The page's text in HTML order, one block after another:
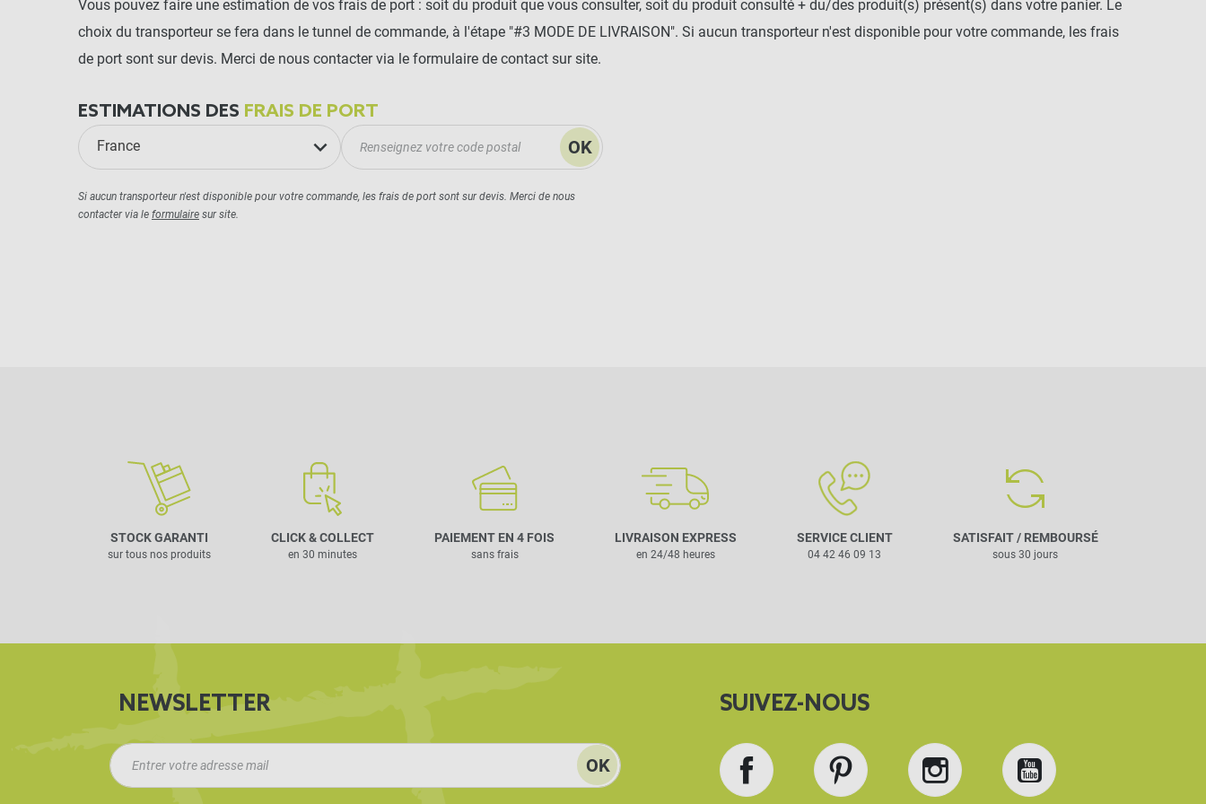
Vous pouvez faire une estimation de vos frais de port : soit du produit que vous consulter, soit du produit consulté + du/des produit(s) présent(s) dans votre panier. Le
choix du transporteur se fera dans le tunnel de commande, à l'étape "#3 MODE DE LIVRAISON". Si aucun transporteur n'est disponible pour votre commande, les frais
de port sont sur devis. Merci de nous contacter via le formulaire de contact sur site.
ESTIMATIONS DES FRAIS DE PORT
France OK
Si aucun transporteur n'est disponible pour votre commande, les frais de port sont sur devis. Merci de nous
contacter via le formulaire sur site.
STOCK GARANTI
sur tous nos produits
CLICK & COLLECT
en 30 minutes
PAIEMENT EN 4 FOIS
sans frais
LIVRAISON EXPRESS
en 24/48 heures
SERVICE CLIENT
04 42 46 09 13
SATISFAIT / REMBOURSÉ
sous 30 jours
NEWSLETTER SUIVEZ-NOUS